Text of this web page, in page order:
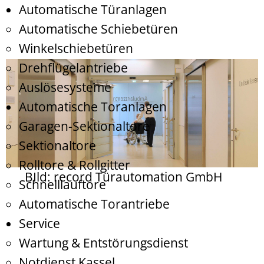
Automatische Türanlagen
Automatische Schiebetüren
Winkelschiebetüren
Drehflügelantriebe
Auslösesysteme
Automatische Toranlagen
Garagen-Sektionaltore
Sektionaltore
Rolltore & Rollgitter
Schnelllauftore
Automatische Torantriebe
Service
Wartung & Entstörungsdienst
BIld: record Türautomation GmbH